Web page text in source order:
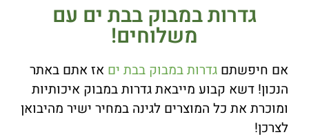
גדרות במבוק בבת ים עם
משלוחים!
אם חיפשתם גדרות במבוק בבת ים אז אתם באתר
הנכון! דשא קבוע מייבאת גדרות במבוק איכותיות
ומוכרת את כל המוצרים לגינה במחיר ישיר מהיבואן
לצרכן!